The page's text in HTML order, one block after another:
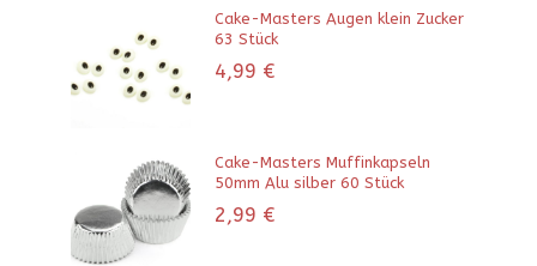
Cake-Masters Augen klein Zucker
63 Stück
4,99 €
Cake-Masters Muffinkapseln
50mm Alu silber 60 Stück
2,99 €